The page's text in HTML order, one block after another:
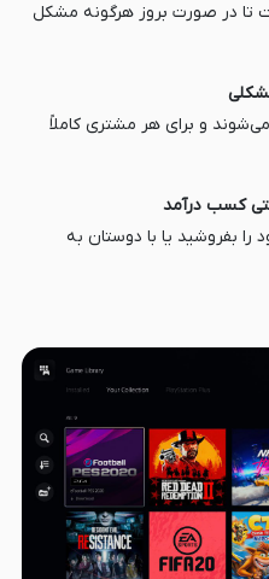
تا در صورت بروز هرگونه مشکل
و برای هر مشتری کاملاً
کسب درآمد
را بفروشید یا با دوستان به